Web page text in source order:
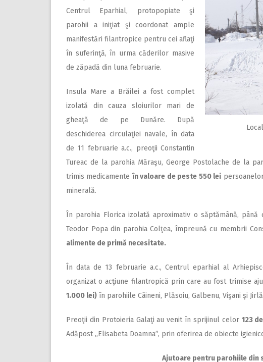
Centrul Eparhial, protopopiate şi
parohii a iniţiat şi coordonat ample
manifestări filantropice pentru cei aflaţi
în suferinţă, în urma căderilor masive
de zăpadă din luna februarie.
Insula Mare a Brăilei a fost complet
izolată din cauza sloiurilor mari de
gheaţă de pe Dunăre. După
deschiderea circulaţiei navale, în data
de 11 februarie a.c., preoţii Constantin
Tureac de la parohia Măraşu, George Postolache de la
trimis medicamenteîn valoare de peste 550 lei
minerală.
În parohia Florica izolată aproximativ o săptămână,
Teodor Popa din parohia Colţea, împreună cu membrii
alimente de primă necesitate.
În data de 13 februarie a.c., Centrul eparhial al
organizat o acţiune filantropică prin care au fost trimise
1.000 lei) în parohiile Câineni, Plăsoiu, Galbenu, Vişani şi
Preoţii din Protoieria Galaţi au venit în sprijinul celor 123
Adăpost „Elisabeta Doamna”, prin oferirea de obiecte
Ajutoare pentru parohiile din